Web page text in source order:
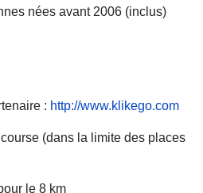
nées avant 2006 (inclus)
: http://www.klikego.com
(dans la limite des places
le 8 km